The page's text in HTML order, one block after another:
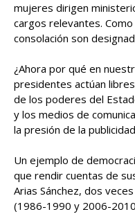
mujeres dirigen
cargos relevantes.
consolación son
¿Ahora por qué en
presidentes actúan
de los poderes del
y los medios de
la presión de la
Un ejemplo de
que rendir cuentas de
Arias Sánchez, dos
(1986-1990 y 2006-